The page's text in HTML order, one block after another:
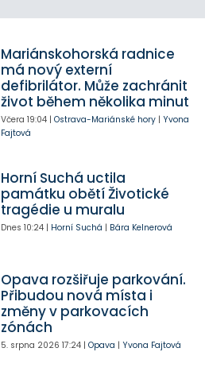
Mariánskohorská radnice
má nový externí
defibrilátor. Může zachránit
život během několika minut
Včera 19:04| Ostrava-Mariánské hory| Yvona
Fajtová
Horní Suchá uctila
památku obětí Životické
tragédie u muralu
Dnes 10:24| Horní Suchá | Bára Kelnerová
Opava rozšiřuje parkování.
Přibudou nová místa i
změny v parkovacích
zónách
5. srpna 2026 17:24| Opava | Yvona Fajtová